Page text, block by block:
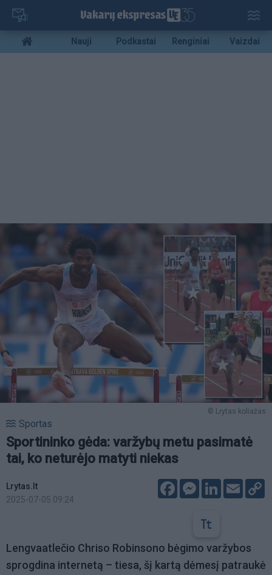
Pereiti
pagrindinį
turinį
Mobile
menu
Nauji Podkastai Renginiai Vaizdai
© Lrytas koliažas
Sportas
Sportininko gėda: varžybų metu pasimatė
tai, ko neturėjo matyti niekas
Lrytas.lt
2025-07-05 09:24
FacebookMessenger
LinkedIn
Email
Lengvaatlečio Chriso Robinsono bėgimo varžybos
sprogdina internetą – tiesa, šį kartą dėmesį patraukė